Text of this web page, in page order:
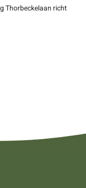
Thorbeckelaan richt